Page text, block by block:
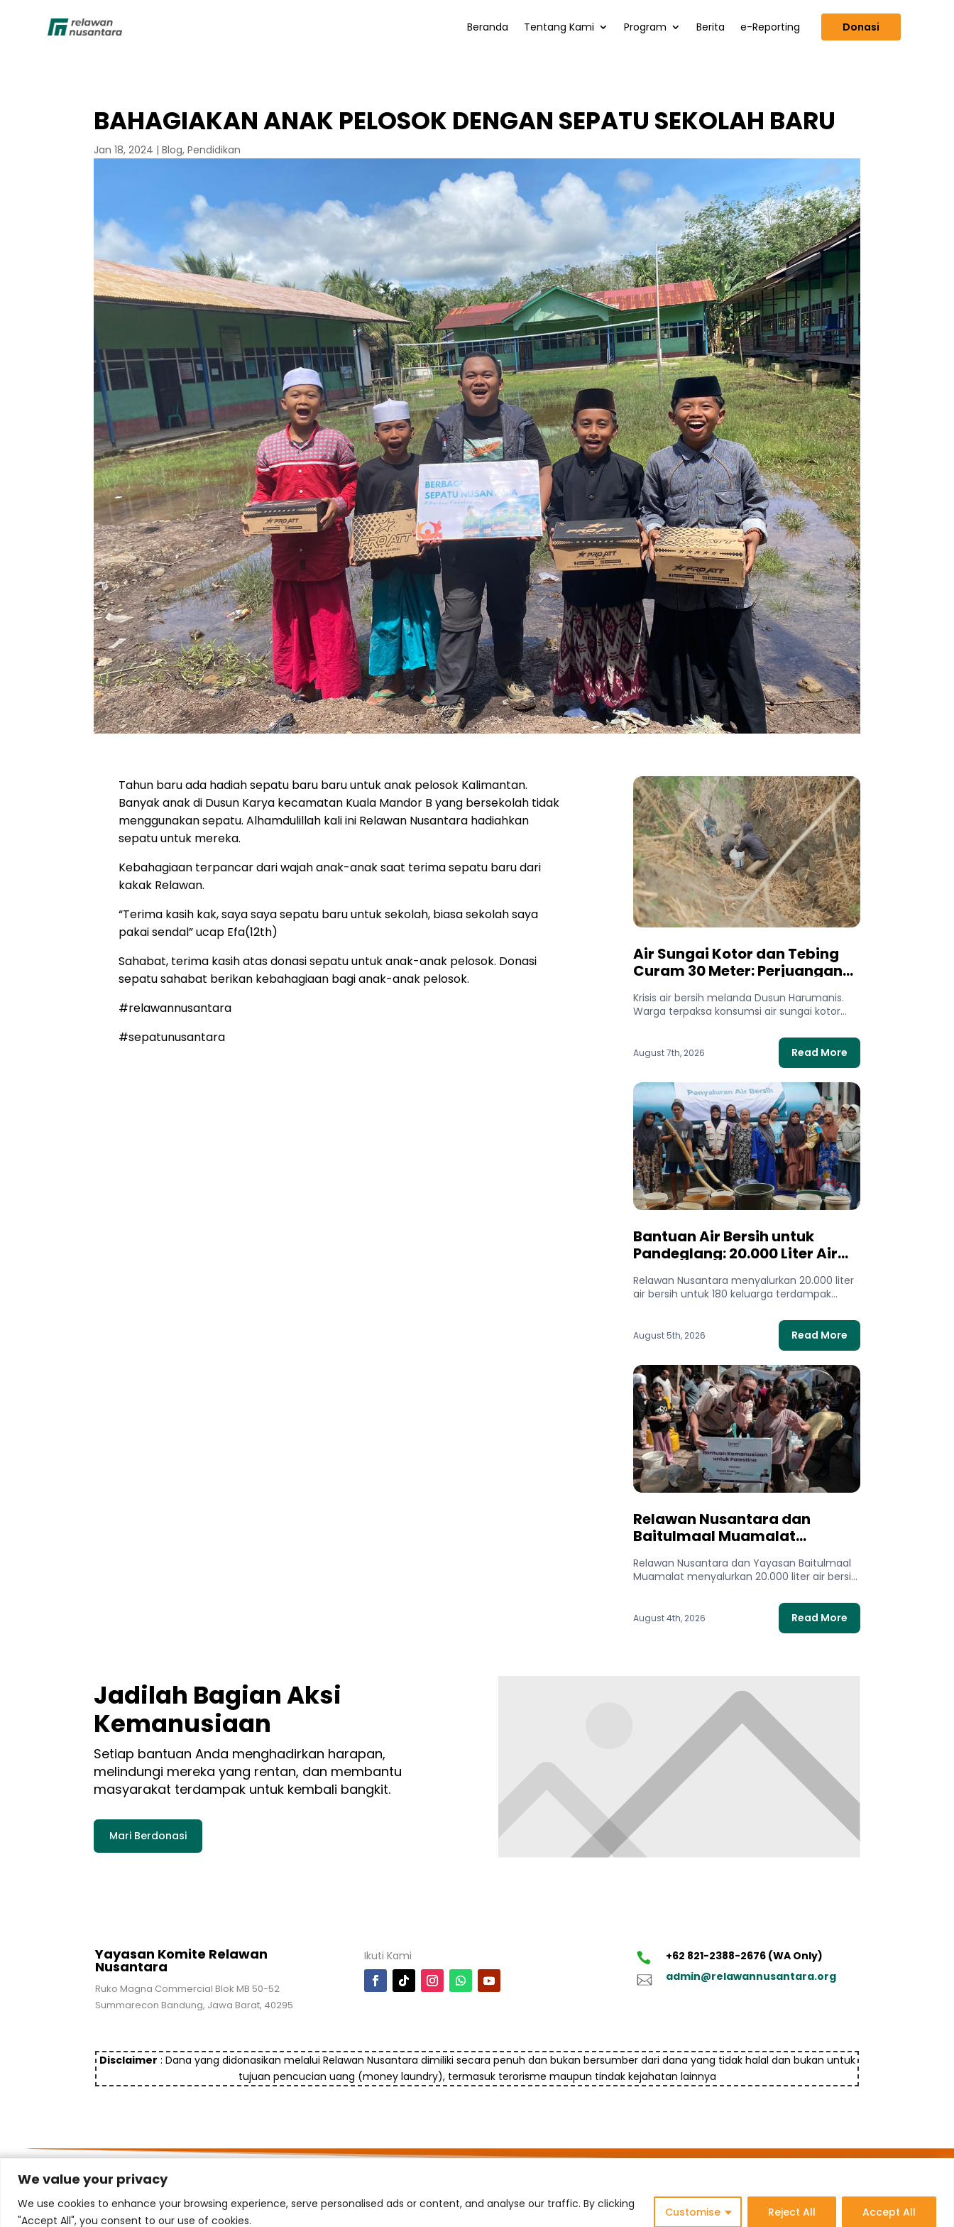
We value your privacy
We use cookies to enhance your browsing experience, serve personalised ads or content, and analyse our traffic. By clicking
"Accept All", you consent to our use of cookies.
Customise Reject All Accept All
Beranda Tentang Kami Program Berita e-Reporting Donasi
BAHAGIAKAN ANAK PELOSOK DENGAN SEPATU SEKOLAH BARU
Jan 18, 2024 | Blog, Pendidikan
Tahun baru ada hadiah sepatu baru baru untuk anak pelosok Kalimantan.
Banyak anak di Dusun Karya kecamatan Kuala Mandor B yang bersekolah tidak
menggunakan sepatu. Alhamdulillah kali ini Relawan Nusantara hadiahkan
sepatu untuk mereka.
Kebahagiaan terpancar dari wajah anak-anak saat terima sepatu baru dari
kakak Relawan.
“Terima kasih kak, saya saya sepatu baru untuk sekolah, biasa sekolah saya
pakai sendal” ucap Efa(12th)
Sahabat, terima kasih atas donasi sepatu untuk anak-anak pelosok. Donasi
sepatu sahabat berikan kebahagiaan bagi anak-anak pelosok.
#relawannusantara
#sepatunusantara
Air Sungai Kotor dan Tebing
Curam 30 Meter: Perjuangan
Setetes Air Bersih
Krisis air bersih melanda Dusun Harumanis.
Warga terpaksa konsumsi air sungai kotor
August 7th, 2026 Read More
Bantuan Air Bersih untuk
Pandeglang: 20.000 Liter Air
Terdampak Kekeringan
Relawan Nusantara menyalurkan 20.000 liter
air bersih untuk 180 keluarga terdampak
August 5th, 2026 Read More
Relawan Nusantara dan
Baitulmaal Muamalat
untuk Gaza Utara
Relawan Nusantara dan Yayasan Baitulmaal
Muamalat menyalurkan 20.000 liter air bersih
August 4th, 2026 Read More
Jadilah Bagian Aksi
Kemanusiaan
Setiap bantuan Anda menghadirkan harapan,
melindungi mereka yang rentan, dan membantu
masyarakat terdampak untuk kembali bangkit.
Mari Berdonasi
Yayasan Komite Relawan
Nusantara
Ruko Magna Commercial Blok MB 50-52
Summarecon Bandung, Jawa Barat, 40295
Ikuti Kami
+62 821-2388-2676 (WA Only)
admin@relawannusantara.org
Disclaimer : Dana yang didonasikan melalui Relawan Nusantara dimiliki secara penuh dan bukan bersumber dari dana yang tidak halal dan bukan untuk
tujuan pencucian uang (money laundry), termasuk terorisme maupun tindak kejahatan lainnya
© 2025 Yayasan Komite Relawan Nusantara